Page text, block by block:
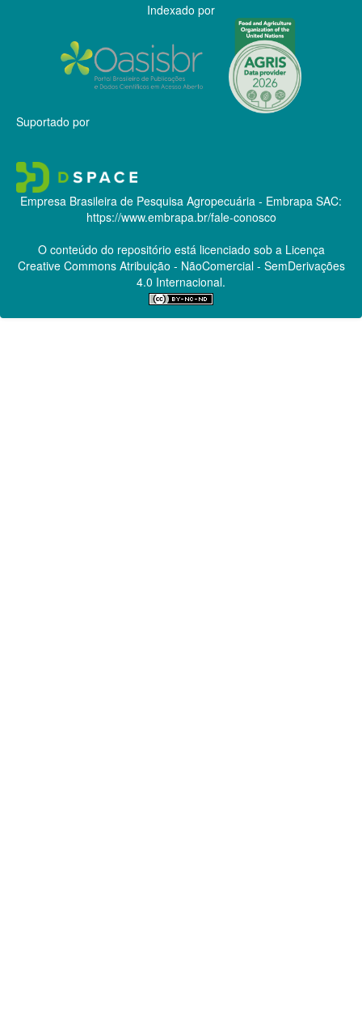
Indexado por
Suportado por
Empresa Brasileira de Pesquisa Agropecuária - Embrapa SAC:
https://www.embrapa.br/fale-conosco
O conteúdo do repositório está licenciado sob a Licença
Creative CommonsAtribuição - NãoComercial - SemDerivações
4.0 Internacional.